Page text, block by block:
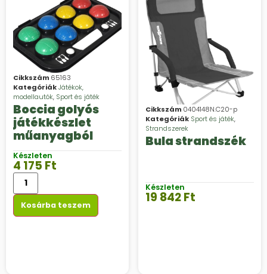
Cikkszám 65163
KategóriákJátékok,
modellautók, Sport és játék
Boccia golyós
játékkészlet
műanyagból
Készleten
4 175 Ft
Kosárba teszem
Cikkszám 0404148N.C20-p
Kategóriák Sport és játék,
Strandszerek
Bula strandszék
Készleten
19 842Ft